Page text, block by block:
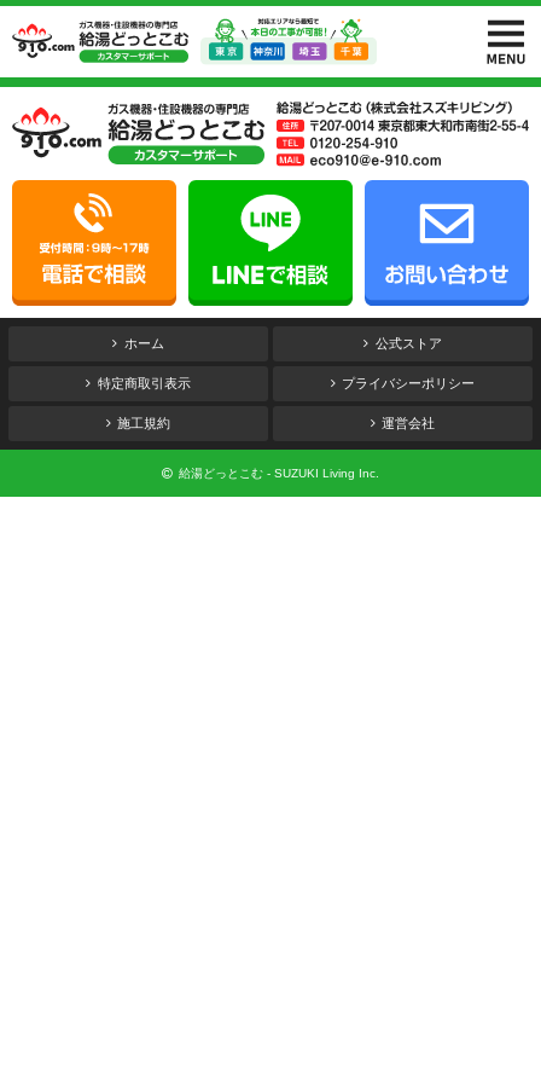
ホーム 公式ストア
特定商取引表示 プライバシーポリシー
施工規約 運営会社
給湯どっとこむ - SUZUKI Living Inc.